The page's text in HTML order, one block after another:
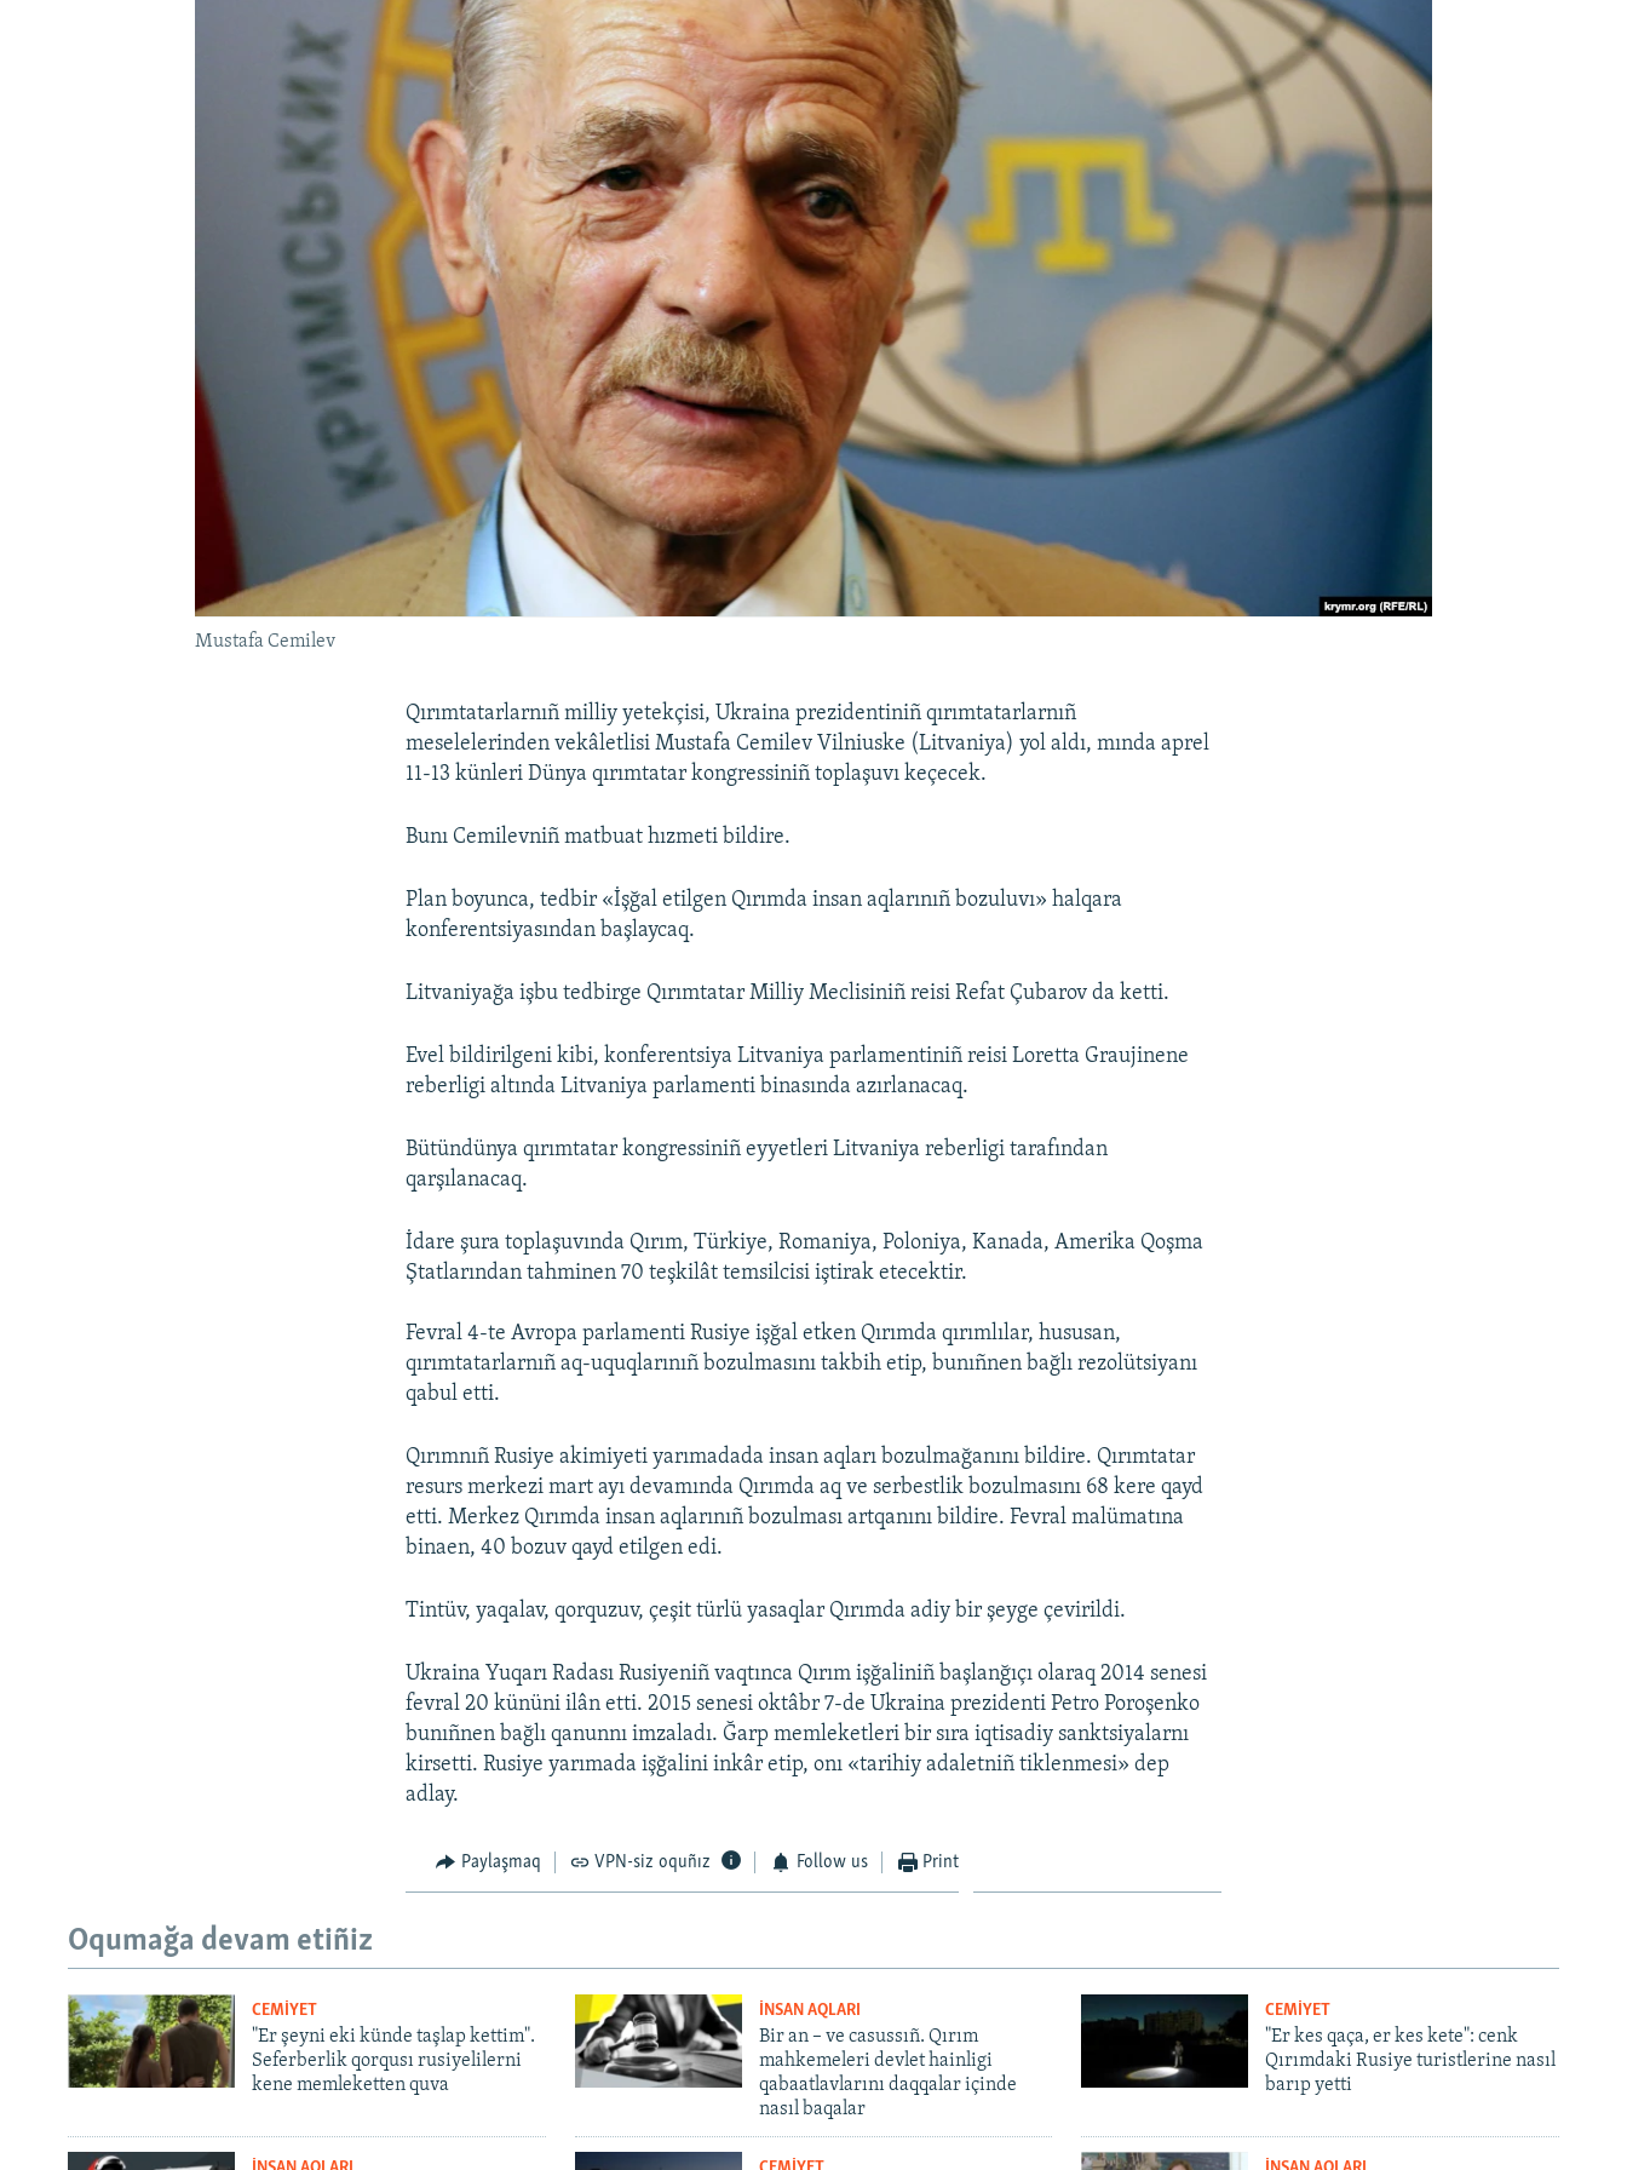
Mustafa Cemilev
Qırımtatarlarnıñ milliy yetekçisi, Ukraina prezidentiniñ qırımtatarlarnıñ
meselelerinden vekâletlisi Mustafa Cemilev Vilniuske (Litvaniya) yol aldı, mında aprel
11-13 künleri Dünya qırımtatar kongressiniñ toplaşuvı keçecek.
Bunı Cemilevniñ matbuat hızmeti bildire.
Plan boyunca, tedbir «İşğal etilgen Qırımda insan aqlarınıñ bozuluvı» halqara
konferentsiyasından başlaycaq.
Litvaniyağa işbu tedbirge Qırımtatar Milliy Meclisiniñ reisi Refat Çubarov da ketti.
Evel bildirilgeni kibi, konferentsiya Litvaniya parlamentiniñ reisi Loretta Graujinene
reberligi altında Litvaniya parlamenti binasında azırlanacaq.
Bütündünya qırımtatar kongressiniñ eyyetleri Litvaniya reberligi tarafından
qarşılanacaq.
İdare şura toplaşuvında Qırım, Türkiye, Romaniya, Poloniya, Kanada, Amerika Qoşma
Ştatlarından tahminen 70 teşkilât temsilcisi iştirak etecektir.
Fevral 4-te Avropa parlamenti Rusiye işğal etken Qırımda qırımlılar, hususan,
qırımtatarlarnıñ aq-uquqlarınıñ bozulmasını takbih etip, bunıñnen bağlı rezolütsiyanı
qabul etti.
Qırımnıñ Rusiye akimiyeti yarımadada insan aqları bozulmağanını bildire. Qırımtatar
resurs merkezi mart ayı devamında Qırımda aq ve serbestlik bozulmasını 68 kere qayd
etti. Merkez Qırımda insan aqlarınıñ bozulması artqanını bildire. Fevral malümatına
binaen, 40 bozuv qayd etilgen edi.
Tintüv, yaqalav, qorquzuv, çeşit türlü yasaqlar Qırımda adiy bir şeyge çevirildi.
Ukraina Yuqarı Radası Rusiyeniñ vaqtınca Qırım işğaliniñ başlanğıçı olaraq 2014 senesi
fevral 20 kününi ilân etti. 2015 senesi oktâbr 7-de Ukraina prezidenti Petro Poroşenko
bunıñnen bağlı qanunnı imzaladı. Ğarp memleketleri bir sıra iqtisadiy sanktsiyalarnı
kirsetti. Rusiye yarımada işğalini inkâr etip, onı «tarihiy adaletniñ tiklenmesi» dep
adlay.
Paylaşmaq VPN-siz oquñız Follow us Print
Oqumağa devam etiñiz
CEMİYET
"Er şeyni eki künde taşlap kettim".
Seferberlik qorqusı rusiyelilerni
kene memleketten quva
İNSAN AQLARI
Bir an – ve casussıñ. Qırım
mahkemeleri devlet hainligi
qabaatlavlarını daqqalar içinde
nasıl baqalar
CEMİYET
"Er kes qaça, er kes kete": cenk
Qırımdaki Rusiye turistlerine nasıl
barıp yetti